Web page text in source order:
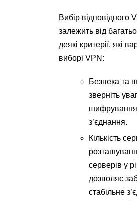
Вибір відповідного
залежить від
деякі критерії, які
виборі VPN:
Безпека та
зверніть
шифрування
з’єднання.
Кількість
серверів у
дозволяє
стабільне